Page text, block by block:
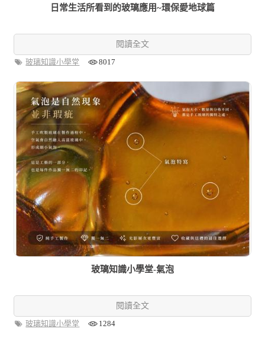
日常生活所看到的玻璃應用~環保愛地球篇
閱讀全文
玻璃知識小學堂
8017
玻璃知識小學堂-氣泡
閱讀全文
玻璃知識小學堂
1284